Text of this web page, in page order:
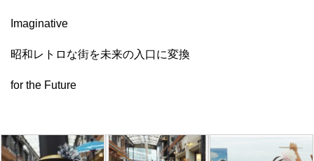
Imaginative
昭和レトロな街を未来の入口に変換
for the Future